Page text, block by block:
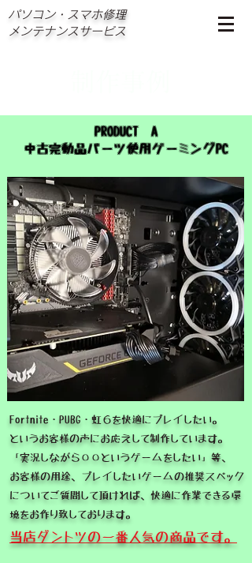
パソコン・スマホ修理
メンテナンスサービス
PRODUCT A
中古完動品パーツ使用ゲーミングPC
Fortnite・​PUBG・虹６を快適にプレイしたい。
というお客様の声にお応えして制作しています。
「実況しながら〇〇というゲームをしたい」等、
お客様の用途、プレイしたいゲームの推奨スペック
についてご質問して頂ければ、快適に作業できる環
境をお作り致しております。
当店ダントツの一番人気の商品です。